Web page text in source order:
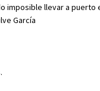
imposible llevar a
Julve García